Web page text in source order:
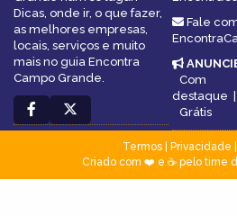
Dicas, onde ir, o que fazer,
as melhores empresas,
locais, serviços e muito
mais no guia Encontra
Campo Grande.
Fale
Com
destaque |
Grátis
Termos| Privacidade
Criado com ❤️ e ☕ pelo time